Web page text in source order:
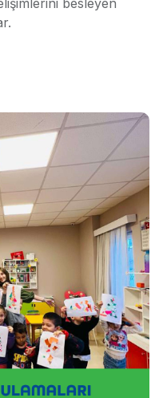
besleyen